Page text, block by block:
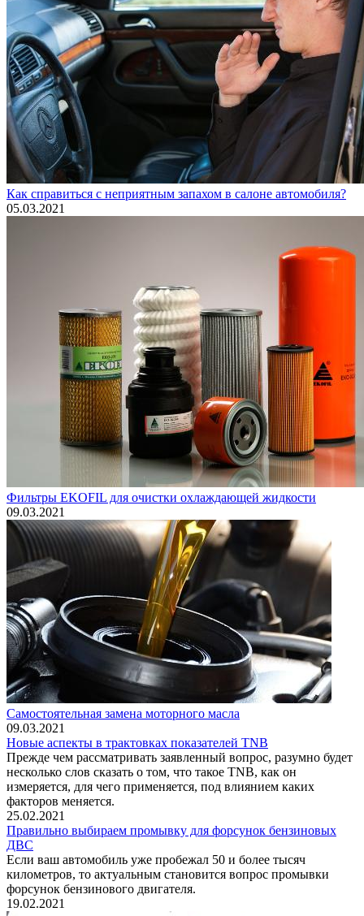
Как справиться с неприятным запахом в салоне автомобиля?
05.03.2021
Фильтры EKOFIL для очистки охлаждающей жидкости
09.03.2021
Самостоятельная замена моторного масла
09.03.2021
Новые аспекты в трактовках показателей TNB
Прежде чем рассматривать заявленный вопрос, разумно будет
несколько слов сказать о том, что такое TNB, как он
измеряется, для чего применяется, под влиянием каких
факторов меняется.
25.02.2021
Правильно выбираем промывку для форсунок бензиновых
ДВС
Если ваш автомобиль уже пробежал 50 и более тысяч
километров, то актуальным становится вопрос промывки
форсунок бензинового двигателя.
19.02.2021